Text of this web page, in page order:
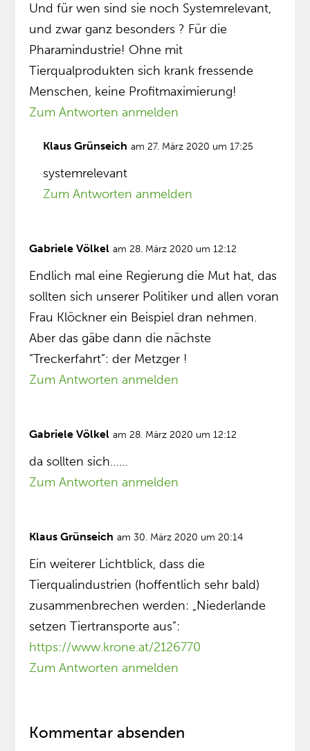
Und für wen sind sie noch Systemrelevant,
und zwar ganz besonders ? Für die
Pharamindustrie! Ohne mit
Tierqualprodukten sich krank fressende
Menschen, keine Profitmaximierung!
Zum Antworten anmelden
Klaus Grünseich am 27. März 2020 um 17:25
systemrelevant
Zum Antworten anmelden
Gabriele Völkel am 28. März 2020 um 12:12
Endlich mal eine Regierung die Mut hat, das
sollten sich unserer Politiker und allen voran
Frau Klöckner ein Beispiel dran nehmen.
Aber das gäbe dann die nächste
“Treckerfahrt”: der Metzger !
Zum Antworten anmelden
Gabriele Völkel am 28. März 2020 um 12:12
da sollten sich……
Zum Antworten anmelden
Klaus Grünseich am 30. März 2020 um 20:14
Ein weiterer Lichtblick, dass die
Tierqualindustrien (hoffentlich sehr bald)
zusammenbrechen werden: „Niederlande
setzen Tiertransporte aus”:
https://www.krone.at/2126770
Zum Antworten anmelden
Kommentar absenden